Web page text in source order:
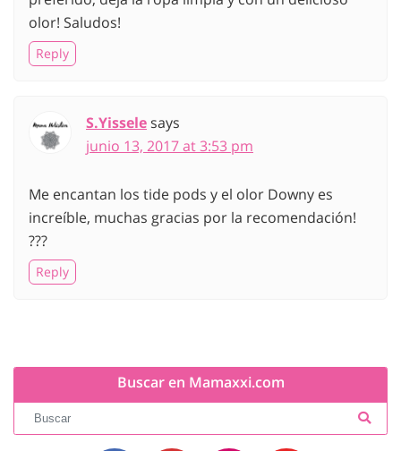
olor! Saludos!
Reply
S.Yisselesays
junio 13, 2017 at 3:53 pm
Me encantan los tide pods y el olor Downy es
increíble, muchas gracias por la recomendación!
???
Reply
Buscar en Mamaxxi.com